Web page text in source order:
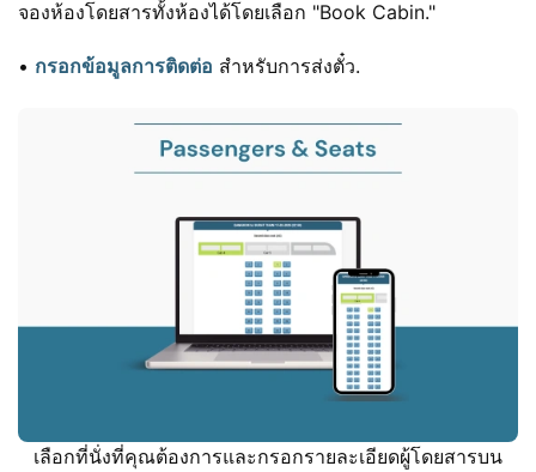
จองห้องโดยสารทั้งห้องได้โดยเลือก "Book Cabin."
• กรอกข้อมูลการติดต่อ สำหรับการส่งตั๋ว.
เลือกที่นั่งที่คุณต้องการและกรอกรายละเอียดผู้โดยสารบน